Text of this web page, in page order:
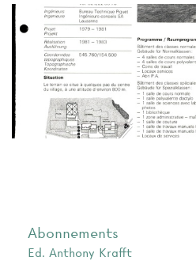
Abonnements
Ed. Anthony Krafft